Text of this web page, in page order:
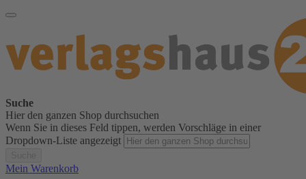
Suche
Hier den ganzen Shop durchsuchen
Wenn Sie in dieses Feld tippen, werden Vorschläge in einer
Dropdown-Liste angezeigt
Mein Warenkorb